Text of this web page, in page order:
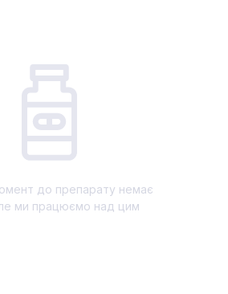
до препарату немає
ми працюємо над цим